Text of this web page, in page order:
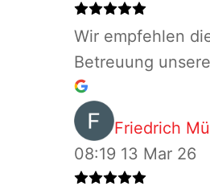
Wir empfehlen
Betreuung
Friedrich
08:19 13 Mar 26